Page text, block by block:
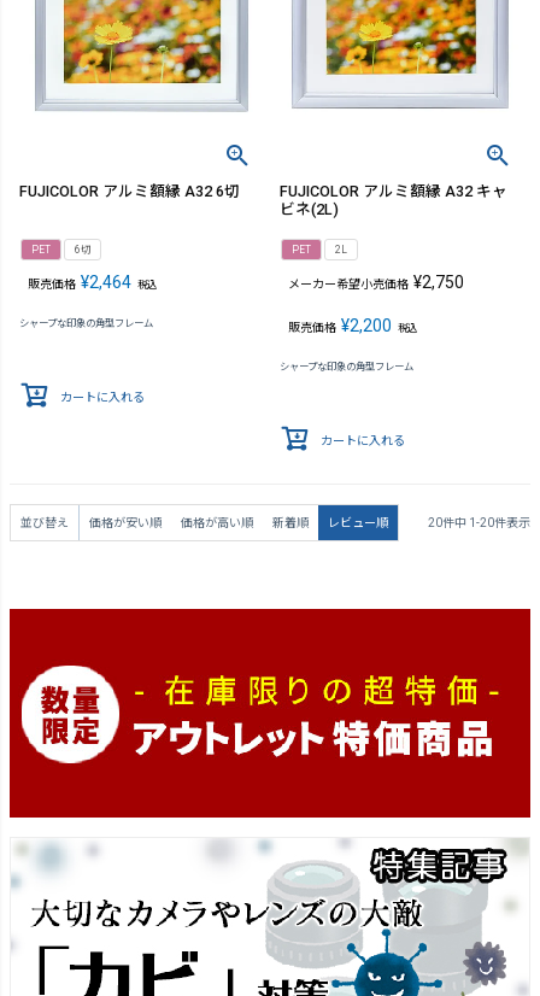
FUJICOLOR アルミ額縁 A32 6切
PET 6切
販売価格 ¥2,464 税込
シャープな印象の角型フレーム
カートに入れる
FUJICOLOR アルミ額縁 A32 キャ
ビネ(2L)
PET 2L
メーカー希望小売価格 ¥2,750
販売価格 ¥2,200 税込
シャープな印象の角型フレーム
カートに入れる
並び替え 価格が安い順 価格が高い順 新着順 レビュー順 20件中 1 -20件表示